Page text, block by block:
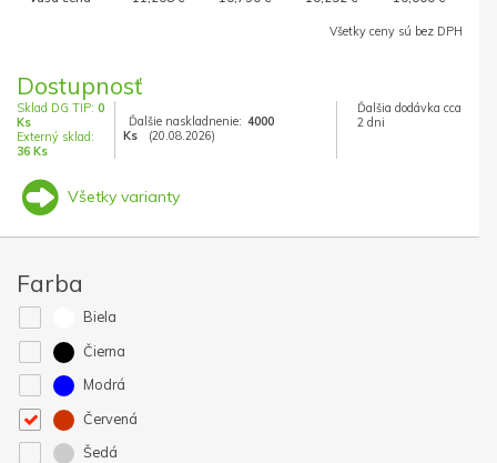
Všetky ceny sú bez DPH
Dostupnosť
Sklad DG TIP: 0
Ks
Externý sklad:
36 Ks
Ďalšie naskladnenie: 4000
Ks
(20.08.2026)
Ďalšia dodávka cca
2 dni
Všetky varianty
Farba
Biela
Čierna
Modrá
Červená
Šedá